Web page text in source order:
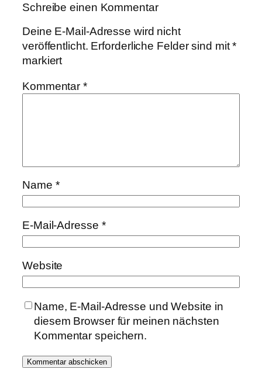
Schreibe einen Kommentar
Deine E-Mail-Adresse wird nicht
veröffentlicht. Erforderliche Felder sind mit*
markiert
Kommentar*
Name *
E-Mail-Adresse *
Website
Name, E-Mail-Adresse und Website in
diesem Browser für meinen nächsten
Kommentar speichern.